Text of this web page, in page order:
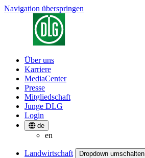
Navigation überspringen
Über uns
Karriere
MediaCenter
Presse
Mitgliedschaft
Junge DLG
Login
de
en
Landwirtschaft Dropdown umschalten